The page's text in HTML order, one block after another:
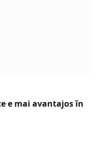
e mai avantajos în